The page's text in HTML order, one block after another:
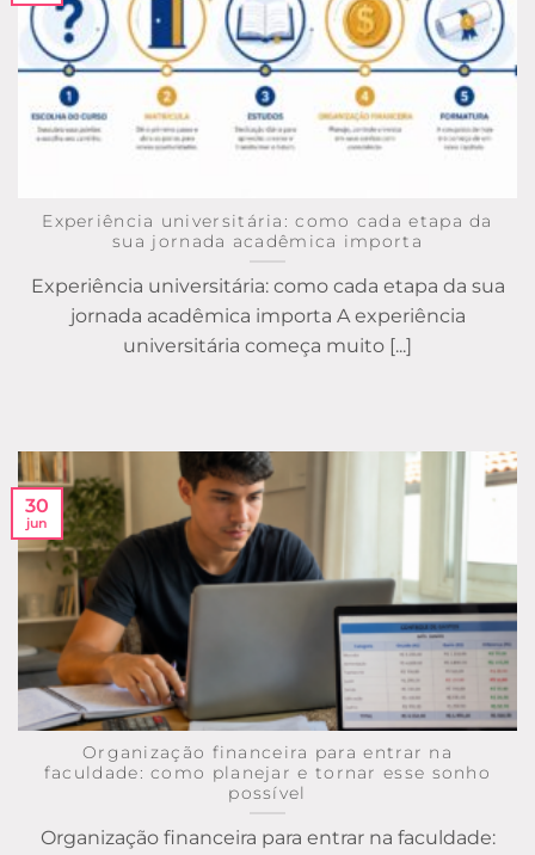
Experiência universitária: como cada etapa da
sua jornada acadêmica importa
Experiência universitária: como cada etapa da sua
jornada acadêmica importa A experiência
universitária começa muito [...]
Organização financeira para entrar na
faculdade: como planejar e tornar esse sonho
possível
Organização financeira para entrar na faculdade:
30
jun